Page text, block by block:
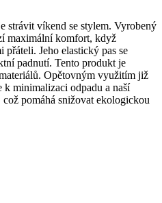
strávit víkend se stylem. Vyrobený
maximální komfort, když
přáteli. Jeho elastický pas se
padnutí. Tento produkt je
Opětovným využitím již
minimalizaci odpadu a naší
pomáhá snižovat ekologickou